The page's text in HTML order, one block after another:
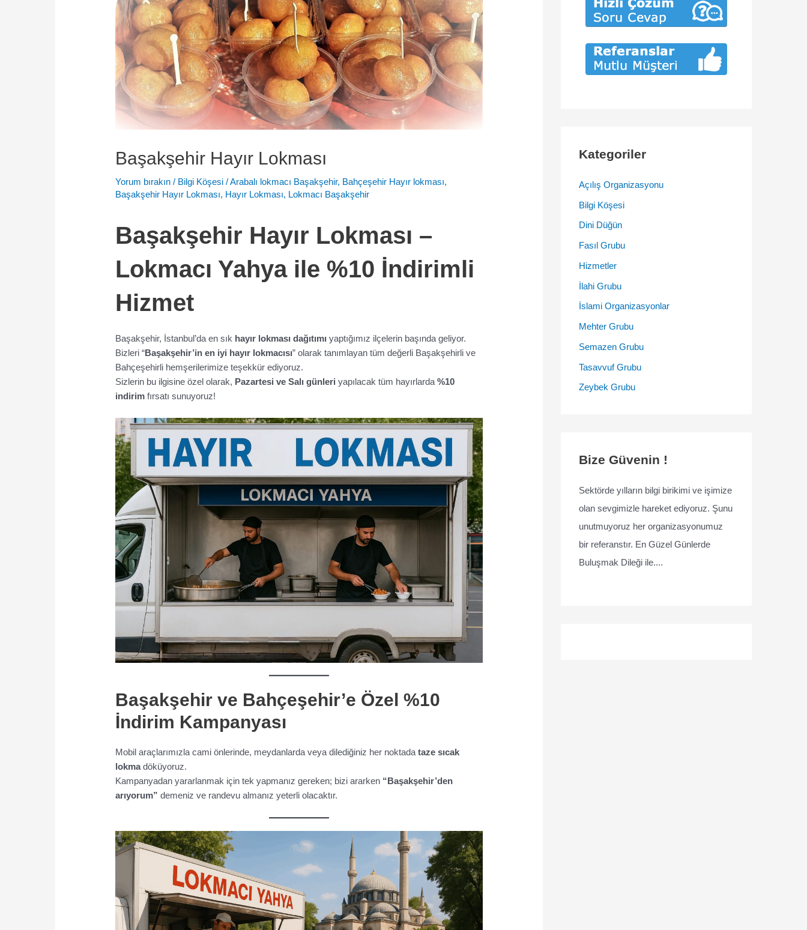
Başakşehir Hayır Lokması
Yorum bırakın / Bilgi Köşesi /Arabalı lokmacı Başakşehir, Bahçeşehir Hayır lokması,
Başakşehir Hayır Lokması, Hayır Lokması, Lokmacı Başakşehir
Başakşehir Hayır Lokması –
Lokmacı Yahya ile %10 İndirimli
Hizmet
Başakşehir, İstanbul’da en sık hayır lokması dağıtımı yaptığımız ilçelerin başında geliyor.
Bizleri “Başakşehir’in en iyi hayır lokmacısı” olarak tanımlayan tüm değerli Başakşehirli ve
Bahçeşehirli hemşerilerimize teşekkür ediyoruz.
Sizlerin bu ilgisine özel olarak, Pazartesi ve Salı günleri yapılacak tüm hayırlarda%10
indirim fırsatı sunuyoruz!
Başakşehir ve Bahçeşehir’e Özel %10
İndirim Kampanyası
Mobil araçlarımızla cami önlerinde, meydanlarda veya dilediğiniz her noktadataze sıcak
lokmadöküyoruz.
Kampanyadan yararlanmak için tek yapmanız gereken; bizi ararken “Başakşehir’den
arıyorum” demeniz ve randevu almanız yeterli olacaktır.
Kategoriler
Açılış Organizasyonu
Bilgi Köşesi
Dini Düğün
Fasıl Grubu
Hizmetler
İlahi Grubu
İslami Organizasyonlar
Mehter Grubu
Semazen Grubu
Tasavvuf Grubu
Zeybek Grubu
Bize Güvenin !
Sektörde yılların bilgi birikimi ve işimize
olan sevgimizle hareket ediyoruz. Şunu
unutmuyoruz her organizasyonumuz
bir referanstır. En Güzel Günlerde
Buluşmak Dileği ile....